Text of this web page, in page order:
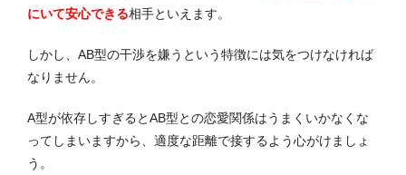
にいて安心できる相手といえます。
しかし、AB型の干渉を嫌うという特徴には気をつけなければ
なりません。
A型が依存しすぎるとAB型との恋愛関係はうまくいかなくな
ってしまいますから、適度な距離で接するよう心がけましょ
う。